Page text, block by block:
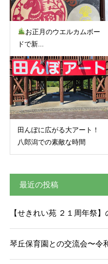
お正月のウエルカムボー
ドで新...
田んぼに広がる大アート！
八郎潟での素敵な時間
最近の投稿
【せきれい苑 ２１周年祭】
琴丘保育園との交流会〜令